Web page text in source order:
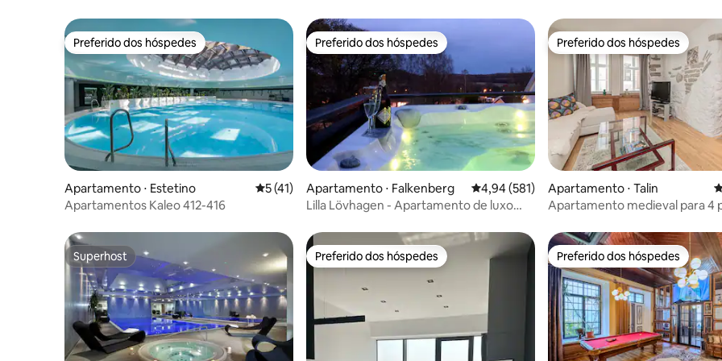
Preferido dos hóspedes
Preferido dos hóspedes
Apartamento ⋅ Estetino 5 de uma avaliação média de 5, 41 avaliações
5 (41)
Apartamentos Kaleo 412-416
Preferido dos hóspedes
Preferido dos hóspedes
Apartamento ⋅ Falkenberg 4,94 de uma avaliação média de 5, 581
4,94 (581)
Lilla Lövhagen - Apartamento de luxo
privativa
Preferido dos hóspedes
Preferido dos hóspedes
Apartamento ⋅ Talin
Apartamento medieval para 4
Superhost
Superhost Preferido dos hóspedes
Preferido dos hóspedes Preferido dos hóspedes
Preferido dos hóspedes